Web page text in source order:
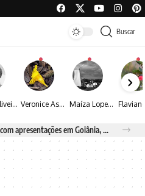
Buscar
Bruno Oliveira retrata o cotidiano urbano por meio da fotografia em preto e branco Veronice Assini Saes transforma a natureza em fotografias marcadas pela sensibilidade Maíza Lopes transforma cultura popular baiana em narrativas fotográficas